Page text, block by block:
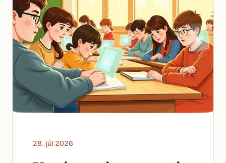
28. júl 2026